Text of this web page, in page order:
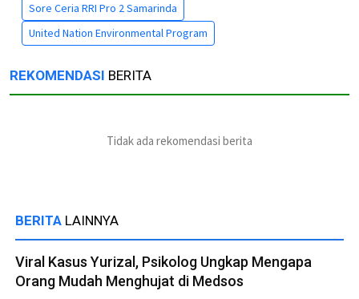
Sore Ceria RRI Pro 2 Samarinda
United Nation Environmental Program
REKOMENDASI BERITA
Tidak ada rekomendasi berita
BERITA LAINNYA
Viral Kasus Yurizal, Psikolog Ungkap Mengapa
Orang Mudah Menghujat di Medsos